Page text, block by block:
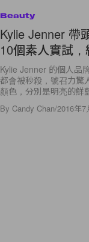
Beauty
Kylie Jenner 帶
10個素人實試
Kylie Jenner 的個人品
都會被秒殺，號召力驚
顏色，分別是明亮的鮮
By Candy Chan/2016年7